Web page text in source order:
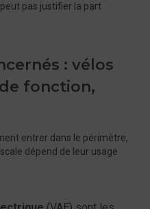
pas justifier la part
: vélos
fonction,
entrer dans le périmètre,
dépend de leur usage